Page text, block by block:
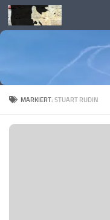
Skip to content
MARKIERT:STUART RUDIN